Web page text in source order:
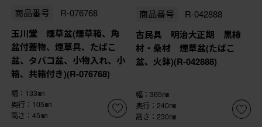
商品番号 R-076768
玉川堂 煙草盆(煙草箱、角
盆付蓋物、煙草具、たばこ
盆、タバコ盆、小物入れ、小
箱、共箱付き)(R-076768)
幅：133㎜
奥行：105㎜
高さ：45㎜
商品番号 R-042888
古民具 明治大正期 黒柿
材・桑材 煙草盆(たばこ
盆、火鉢)(R-042888)
幅：365㎜
奥行：240㎜
高さ：230㎜